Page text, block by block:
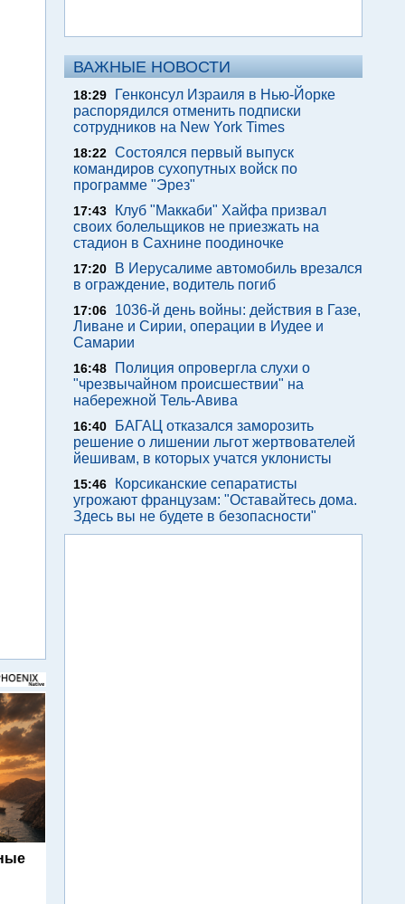
ВАЖНЫЕ НОВОСТИ
18:29
Генконсул Израиля в Нью-Йорке
распорядился отменить подписки
сотрудников на New York Times
18:22 Состоялся первый выпуск
командиров сухопутных войск по
программе "Эрез"
17:43
Клуб "Маккаби" Хайфа призвал
своих болельщиков не приезжать на
стадион в Сахнине поодиночке
17:20
В Иерусалиме автомобиль врезался
в ограждение, водитель погиб
17:06
1036-й день войны: действия в Газе,
Ливане и Сирии, операции в Иудее и
Самарии
16:48
Полиция опровергла слухи о
"чрезвычайном происшествии" на
набережной Тель-Авива
16:40
БАГАЦ отказался заморозить
решение о лишении льгот жертвователей
йешивам, в которых учатся уклонисты
15:46
Корсиканские сепаратисты
угрожают французам: "Оставайтесь дома.
Здесь вы не будете в безопасности"